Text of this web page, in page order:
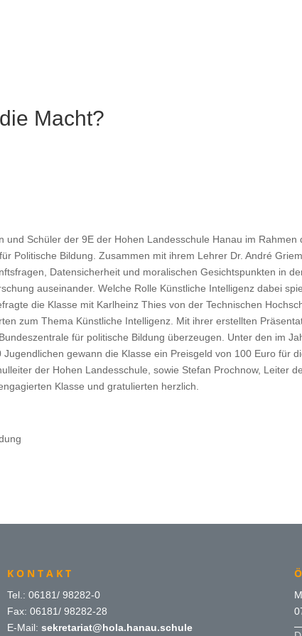
Macht?
und Schüler der 9E der Hohen Landesschule Hanau im Rahmen
Politische Bildung. Zusammen mit ihrem Lehrer Dr. André
Datensicherheit und moralischen Gesichtspunkten in
auseinander. Welche Rolle Künstliche Intelligenz dabei
die Klasse mit Karlheinz Thies von der Technischen
zum Thema Künstliche Intelligenz. Mit ihrer erstellten
für politische Bildung überzeugen. Unter den im
gewann die Klasse ein Preisgeld von 100 Euro für
der Hohen Landesschule, sowie Stefan Prochnow, Leiter
Klasse und gratulierten herzlich.
KONTAKT
Tel.: 06181/ 98282-0
Fax: 06181/ 98282-28
E-Mail:sekretariat@hola.hanau.schule